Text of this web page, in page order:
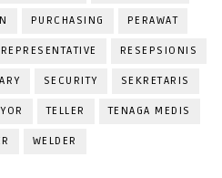
PURCHASING PERAWAT
REPRESENTATIVE RESEPSIONIS
SECURITY SEKRETARIS
TELLER TENAGA MEDIS
WELDER